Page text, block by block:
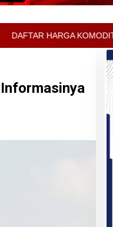
PERTANIAN